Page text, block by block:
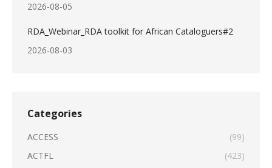
2026-08-05
RDA_Webinar_RDA toolkit for African Cataloguers#2
2026-08-03
Categories
ACCESS
(99)
ACTFL
(423)